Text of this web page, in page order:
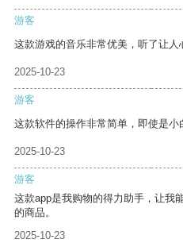
游客
这款游戏的音乐非常优美，听了让人
2025-10-23
游客
这款软件的操作非常简单，即使是小
2025-10-23
游客
这款app是我购物的得力助手，让我
的商品。
2025-10-23